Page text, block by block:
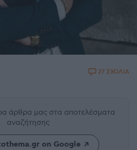
27 ΣΧΟΛΙΑ
άρθρα μας στα αποτελέσματα
αναζήτησης
on Google